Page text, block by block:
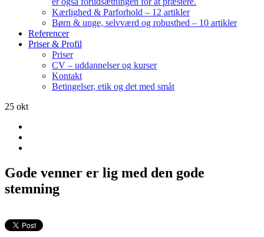
Kærlighed & Parforhold – 12 artikler
Børn & unge, selvværd og robusthed – 10 artikler
Referencer
Priser & Profil
Priser
CV – uddannelser og kurser
Kontakt
Betingelser, etik og det med småt
25 okt
Gode venner er lig med den gode
stemning